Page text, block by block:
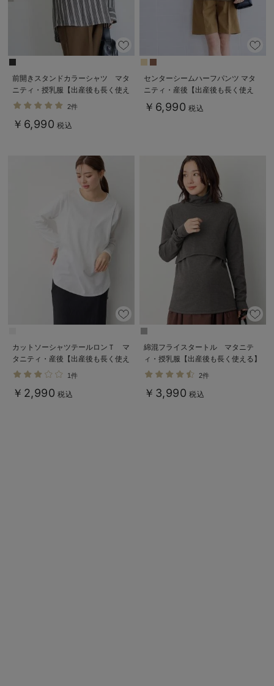
前開きスタンドカラーシャツ マタ
ニティ・授乳服【出産後も長く使え
る】
2件
￥6,990 税込
センターシームハーフパンツ マタ
ニティ・産後【出産後も長く使え
る】
￥6,990 税込
カットソーシャツテールロンＴ マ
タニティ・産後【出産後も長く使え
る】
1件
￥2,990 税込
綿混フライスタートル マタニテ
ィ・授乳服【出産後も長く使える】
2件
￥3,990 税込